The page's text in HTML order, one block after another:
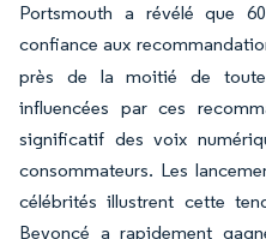
Portsmouth a révélé que
confiance aux
près de la moitié de
influencées par ces
significatif des voix
consommateurs. Les
célébrités illustrent cette
Beyoncé a rapidement